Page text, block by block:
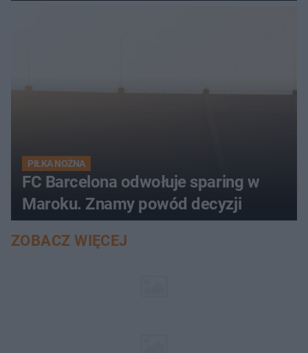
PIŁKA NOŻNA
FC Barcelona odwołuje sparing w
Maroku. Znamy powód decyzji
ZOBACZ WIĘCEJ